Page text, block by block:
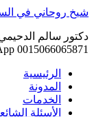
Skip
content
شيخ روحاني في
دكتور سالم
0015066065871 WhatsApp | واتس آب .
الرئيسية
المدونة
الخدمات
الأسئلة